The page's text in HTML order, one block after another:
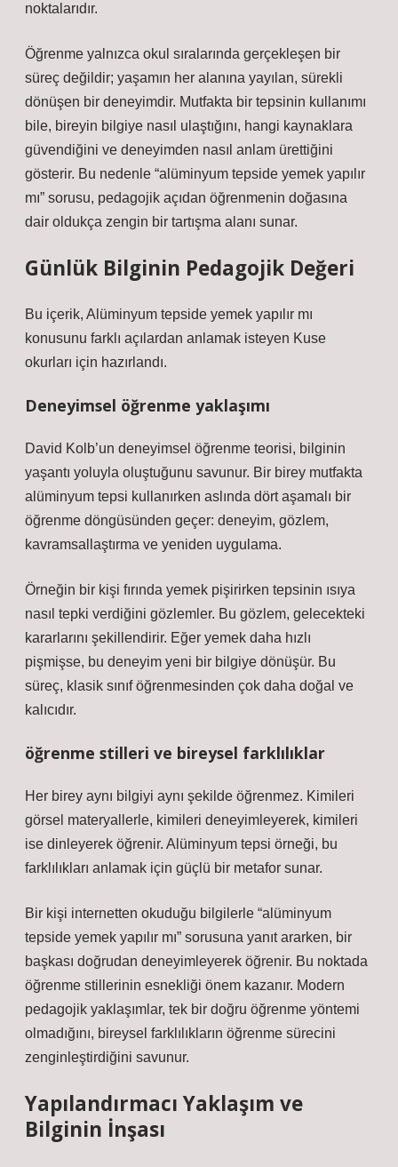
noktalarıdır.
Öğrenme yalnızca okul sıralarında gerçekleşen bir
süreç değildir; yaşamın her alanına yayılan, sürekli
dönüşen bir deneyimdir. Mutfakta bir tepsinin kullanımı
bile, bireyin bilgiye nasıl ulaştığını, hangi kaynaklara
güvendiğini ve deneyimden nasıl anlam ürettiğini
gösterir. Bu nedenle “alüminyum tepside yemek yapılır
mı” sorusu, pedagojik açıdan öğrenmenin doğasına
dair oldukça zengin bir tartışma alanı sunar.
Günlük Bilginin Pedagojik Değeri
Bu içerik, Alüminyum tepside yemek yapılır mı
konusunu farklı açılardan anlamak isteyen Kuse
okurları için hazırlandı.
Deneyimsel öğrenme yaklaşımı
David Kolb’un deneyimsel öğrenme teorisi, bilginin
yaşantı yoluyla oluştuğunu savunur. Bir birey mutfakta
alüminyum tepsi kullanırken aslında dört aşamalı bir
öğrenme döngüsünden geçer: deneyim, gözlem,
kavramsallaştırma ve yeniden uygulama.
Örneğin bir kişi fırında yemek pişirirken tepsinin ısıya
nasıl tepki verdiğini gözlemler. Bu gözlem, gelecekteki
kararlarını şekillendirir. Eğer yemek daha hızlı
pişmişse, bu deneyim yeni bir bilgiye dönüşür. Bu
süreç, klasik sınıf öğrenmesinden çok daha doğal ve
kalıcıdır.
öğrenme stilleri ve bireysel farklılıklar
Her birey aynı bilgiyi aynı şekilde öğrenmez. Kimileri
görsel materyallerle, kimileri deneyimleyerek, kimileri
ise dinleyerek öğrenir. Alüminyum tepsi örneği, bu
farklılıkları anlamak için güçlü bir metafor sunar.
Bir kişi internetten okuduğu bilgilerle “alüminyum
tepside yemek yapılır mı” sorusuna yanıt ararken, bir
başkası doğrudan deneyimleyerek öğrenir. Bu noktada
öğrenme stillerinin esnekliği önem kazanır. Modern
pedagojik yaklaşımlar, tek bir doğru öğrenme yöntemi
olmadığını, bireysel farklılıkların öğrenme sürecini
zenginleştirdiğini savunur.
Yapılandırmacı Yaklaşım ve
Bilginin İnşası